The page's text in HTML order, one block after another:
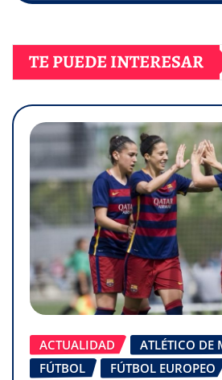
TE PUEDE INTERESAR
ACTUALIDAD
ATLÉTICO DE
FÚTBOL
FÚTBOL EUROPEO